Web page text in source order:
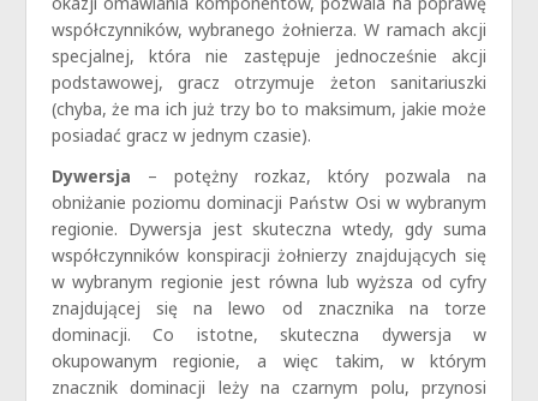
współczynników, wybranego żołnierza. W ramach akcji
specjalnej, która nie zastępuje jednocześnie akcji
podstawowej, gracz otrzymuje żeton sanitariuszki
(chyba, że ma ich już trzy bo to maksimum, jakie może
posiadać gracz w jednym czasie).
Dywersja – potężny rozkaz, który pozwala na
obniżanie poziomu dominacji Państw Osi w wybranym
regionie. Dywersja jest skuteczna wtedy, gdy suma
współczynników konspiracji żołnierzy znajdujących się
w wybranym regionie jest równa lub wyższa od cyfry
znajdującej się na lewo od znacznika na torze
dominacji. Co istotne, skuteczna dywersja w
okupowanym regionie, a więc takim, w którym
znacznik dominacji leży na czarnym polu, przynosi